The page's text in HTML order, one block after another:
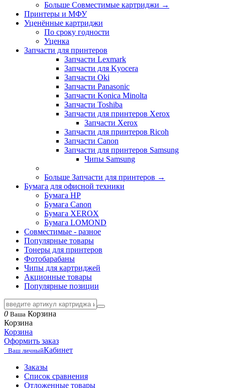
Больше Совместимые картриджи →
Принтеры и МФУ
Уценённые картриджи
По сроку годности
Уценка
Запчасти для принтеров
Запчасти Lexmark
Запчасти для Kyocera
Запчасти Oki
Запчасти Panasonic
Запчасти Koniсa Minolta
Запчасти Toshiba
Запчасти для принтеров Xerox
Запчасти Xerox
Запчасти для принтеров Ricoh
Запчасти Canon
Запчасти для принтеров Samsung
Чипы Samsung
Больше Запчасти для принтеров →
Бумага для офисной техники
Бумага HP
Бумага Canon
Бумага XEROX
Бумага LOMOND
Совместимые - разное
Популярные товары
Тонеры для принтеров
Фотобарабаны
Чипы для картриджей
Акционные товары
Популярные позиции
0 Ваша Корзина
Корзина
Корзина
Оформить заказ
Ваш личныйКабинет
Заказы
Список сравнения
Отложенные товары